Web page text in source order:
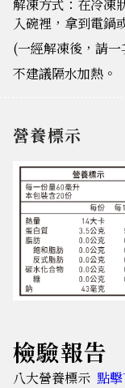
解凍方式：在冷凍
入碗裡，拿到電鍋
(一經解凍後，請
不建議隔水加熱。
營養標示
檢驗報告
八大營養標示 點